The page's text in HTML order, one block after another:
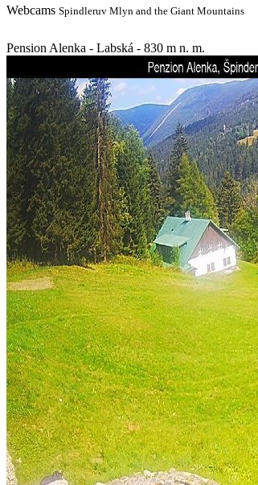
Webcams Spindleruv Mlyn and the Giant Mountains
Pension Alenka - Labská - 830 m n. m.